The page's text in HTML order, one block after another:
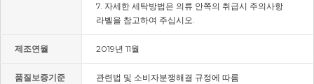
7. 자세한 세탁방법은 의류 안쪽의 취급시 주의사항
라벨을 참고하여 주십시오.
제조연월 2019년 11월
품질보증기준 관련법 및 소비자분쟁해결 규정에 따름